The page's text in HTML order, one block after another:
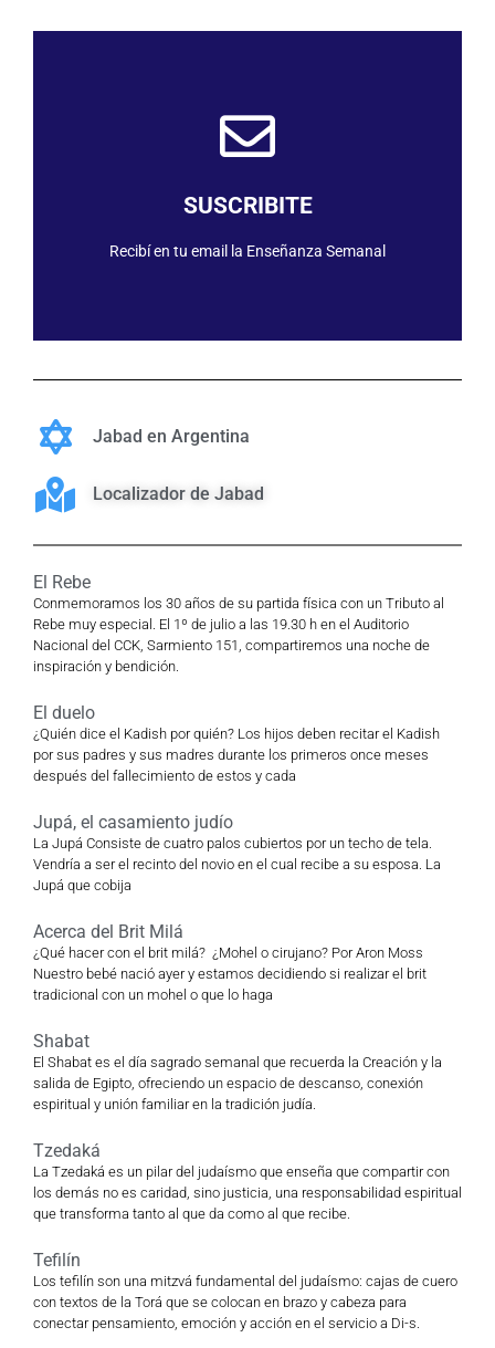
SUSCRIBITE
Recibí en tu email la Enseñanza Semanal
Jabad en Argentina
Localizador de Jabad
El Rebe
Conmemoramos los 30 años de su partida física con un Tributo al
Rebe muy especial. El 1º de julio a las 19.30 h en el Auditorio
Nacional del CCK, Sarmiento 151, compartiremos una noche de
inspiración y bendición.
El duelo
¿Quién dice el Kadish por quién? Los hijos deben recitar el Kadish
por sus padres y sus madres durante los primeros once meses
después del fallecimiento de estos y cada
Jupá, el casamiento judío
La Jupá Consiste de cuatro palos cubiertos por un techo de tela.
Vendría a ser el recinto del novio en el cual recibe a su esposa. La
Jupá que cobija
Acerca del Brit Milá
¿Qué hacer con el brit milá? ¿Mohel o cirujano? Por Aron Moss
Nuestro bebé nació ayer y estamos decidiendo si realizar el brit
tradicional con un mohel o que lo haga
Shabat
El Shabat es el día sagrado semanal que recuerda la Creación y la
salida de Egipto, ofreciendo un espacio de descanso, conexión
espiritual y unión familiar en la tradición judía.
Tzedaká
La Tzedaká es un pilar del judaísmo que enseña que compartir con
los demás no es caridad, sino justicia, una responsabilidad espiritual
que transforma tanto al que da como al que recibe.
Tefilín
Los tefilín son una mitzvá fundamental del judaísmo: cajas de cuero
con textos de la Torá que se colocan en brazo y cabeza para
conectar pensamiento, emoción y acción en el servicio a Di-s.